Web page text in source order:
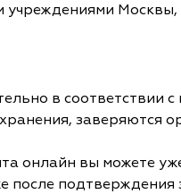
учреждениями
в соответствии
заверяются
онлайн вы можете
подтверждения